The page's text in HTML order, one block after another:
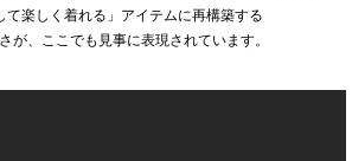
て楽しく着れる」アイテムに再構築する
が、ここでも見事に表現されています。